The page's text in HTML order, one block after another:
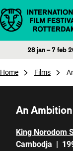
Direct naar
28 jan – 7 feb
Home Films
An
King Norodom
Cambodja |